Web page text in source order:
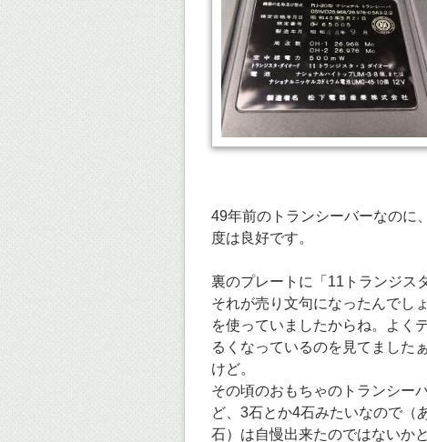
49年前のトランシーバーなのに
度は良好です。
裏のプレートに「11トランジス
それが売り文句になったんでし
を使っていましたからね。よく
るくなっているのを見てました
けど。
その頃のおもちゃのトランシー
ど、3石とか4石みたいなので（
石）は自慢出来たのではないか